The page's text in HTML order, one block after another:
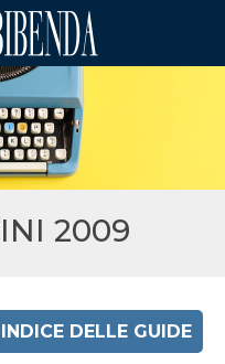
2009
INDICE DELLE GUIDE